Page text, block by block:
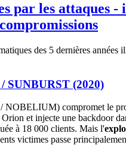
par les attaques -
des 5 dernières années
SUNBURST (2020)
NOBELIUM) compromet le
et injecte une backdoor
à 18 000 clients. Mais l'
victimes passe